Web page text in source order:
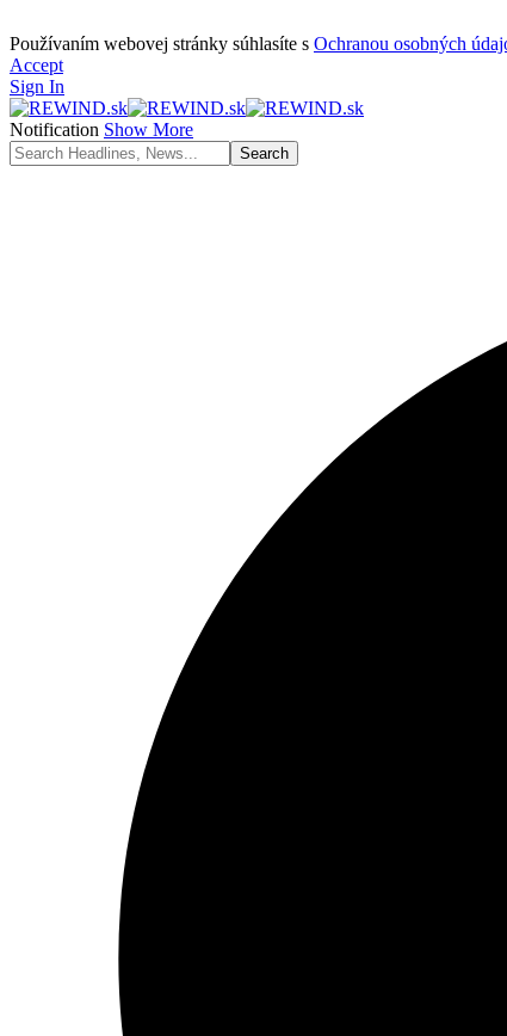
Používaním webovej stránky súhlasíte s Ochranou osobných
Accept
Sign In
Notification Show More